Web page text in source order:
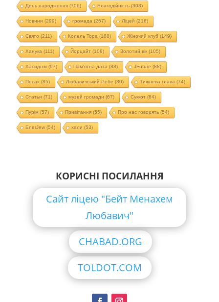
День народження(706) Благодійність (308)
Новини (299) громада (267) Ліцей (216)
Свято (211) Колель Тора (188) Жіночий клуб (149)
Ханука (111) Йорцайт (108) Золотий вік(105)
Хасидізм (97) Пам'ятна дата (88) JFuture (88)
Песах(85) Любавичський Ребе (80) Тижнева глава (74)
Статьи (71) музей громади (67) Суккот (64)
Пурім (57) Привітання(55) Про нас говорять (54)
EnerJew(54) хали (53)
КОРИСНІ ПОСИЛАННЯ
Сайт ліцею "Бейт Менахем
Любавич"
CHABAD.ORG
TOLDOT.COM